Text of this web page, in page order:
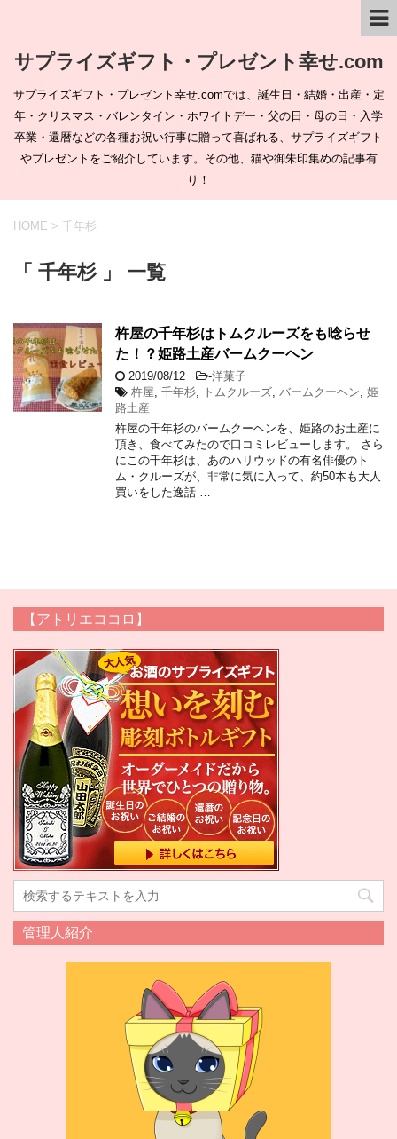
サプライズギフト・プレゼント幸せ.com
サプライズギフト・プレゼント幸せ.comでは、誕生日・結婚・出産・定
年・クリスマス・バレンタイン・ホワイトデー・父の日・母の日・入学
卒業・還暦などの各種お祝い行事に贈って喜ばれる、サプライズギフト
やプレゼントをご紹介しています。その他、猫や御朱印集めの記事有
り！
HOME > 千年杉
「 千年杉 」 一覧
杵屋の千年杉はトムクルーズをも唸らせ
た！？姫路土産バームクーヘン
2019/08/12 -洋菓子
杵屋 千年杉 トムクルーズ バームクーヘン 姫
路土産
杵屋の千年杉のバームクーヘンを、姫路のお土産に
頂き、食べてみたので口コミレビューします。 さら
にこの千年杉は、あのハリウッドの有名俳優のト
ム・クルーズが、非常に気に入って、約50本も大人
買いをした逸話 …
【アトリエココロ】
管理人紹介